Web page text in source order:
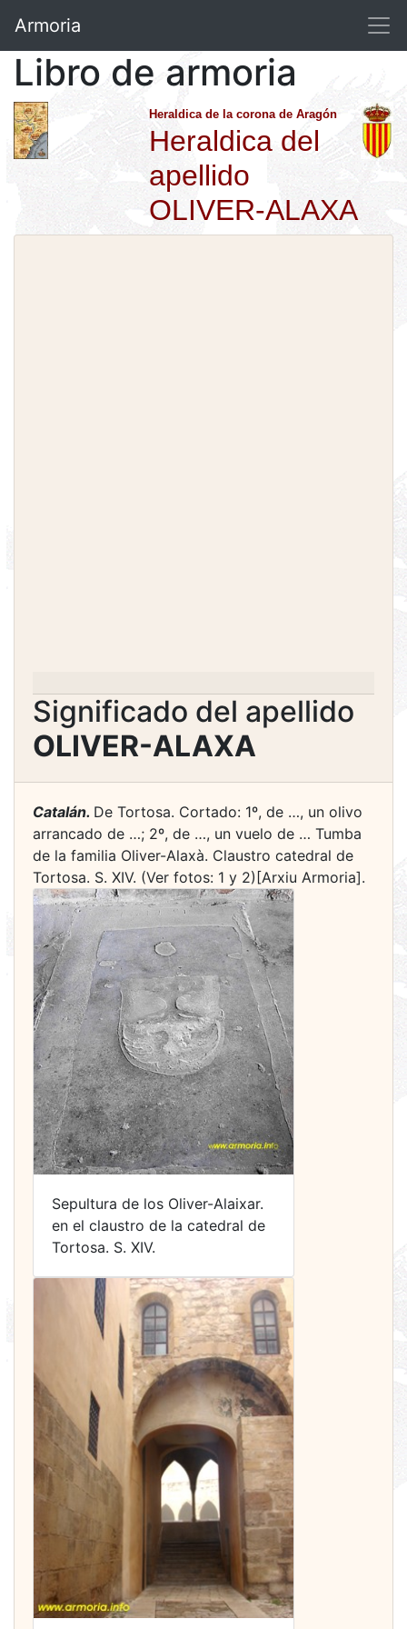
Armoria
Libro de armoria
Heraldica de la corona de Aragón
Heraldica del
apellido
OLIVER-ALAXA
Significado del apellido
OLIVER-ALAXA
Catalán. De Tortosa. Cortado: 1º, de …, un olivo
arrancado de …; 2º, de …, un vuelo de … Tumba
de la familia Oliver-Alaxà. Claustro catedral de
Tortosa. S. XIV. (Ver fotos: 1 y 2)[Arxiu Armoria].
Sepultura de los Oliver-Alaixar.
en el claustro de la catedral de
Tortosa. S. XIV.